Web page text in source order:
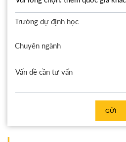
Trường dự định học
Chuyên ngành
GỬI